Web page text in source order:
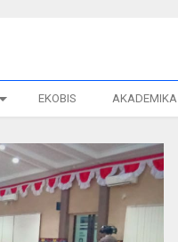
EKOBIS AKADEMIKA